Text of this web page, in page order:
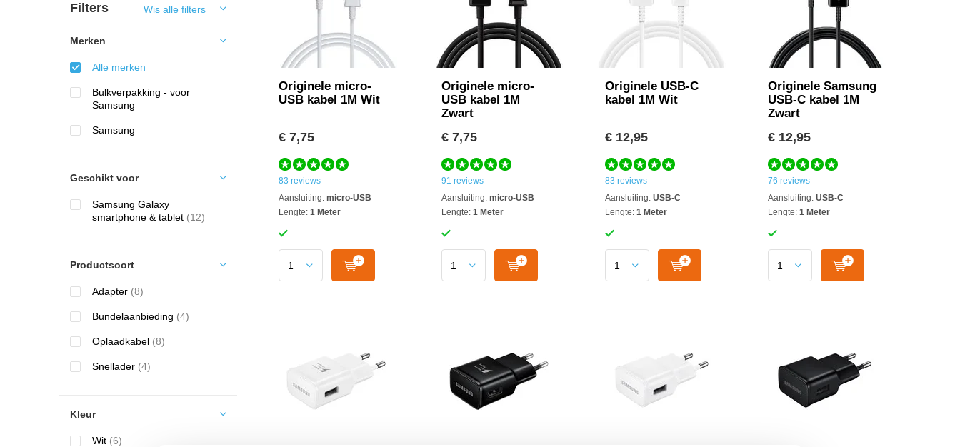
Originele micro-
USB kabel 1M Wit
€ 7,75
83 reviews
Aansluiting: micro-USB
Lengte: 1 Meter
Originele micro-
USB kabel 1M
Zwart
€ 7,75
91 reviews
Aansluiting: micro-USB
Lengte: 1 Meter
Originele USB-C
kabel 1M Wit
€ 12,95
83 reviews
Aansluiting:USB-C
Lengte:1 Meter
Originele Samsung
USB-C kabel 1M
Zwart
€ 12,95
76 reviews
Aansluiting:USB-C
Lengte:1 Meter
Filters Wis alle filters
Merken
Alle merken
Bulkverpakking - voor
Samsung
Samsung
Geschikt voor
Samsung Galaxy
smartphone & tablet (12)
Productsoort
Adapter (8)
Bundelaanbieding (4)
Oplaadkabel (8)
Snellader (4)
Kleur
Wit (6)